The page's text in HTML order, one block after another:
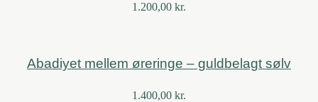
1.200,00 kr.
Abadiyet mellem øreringe – guldbelagt sølv
1.400,00 kr.